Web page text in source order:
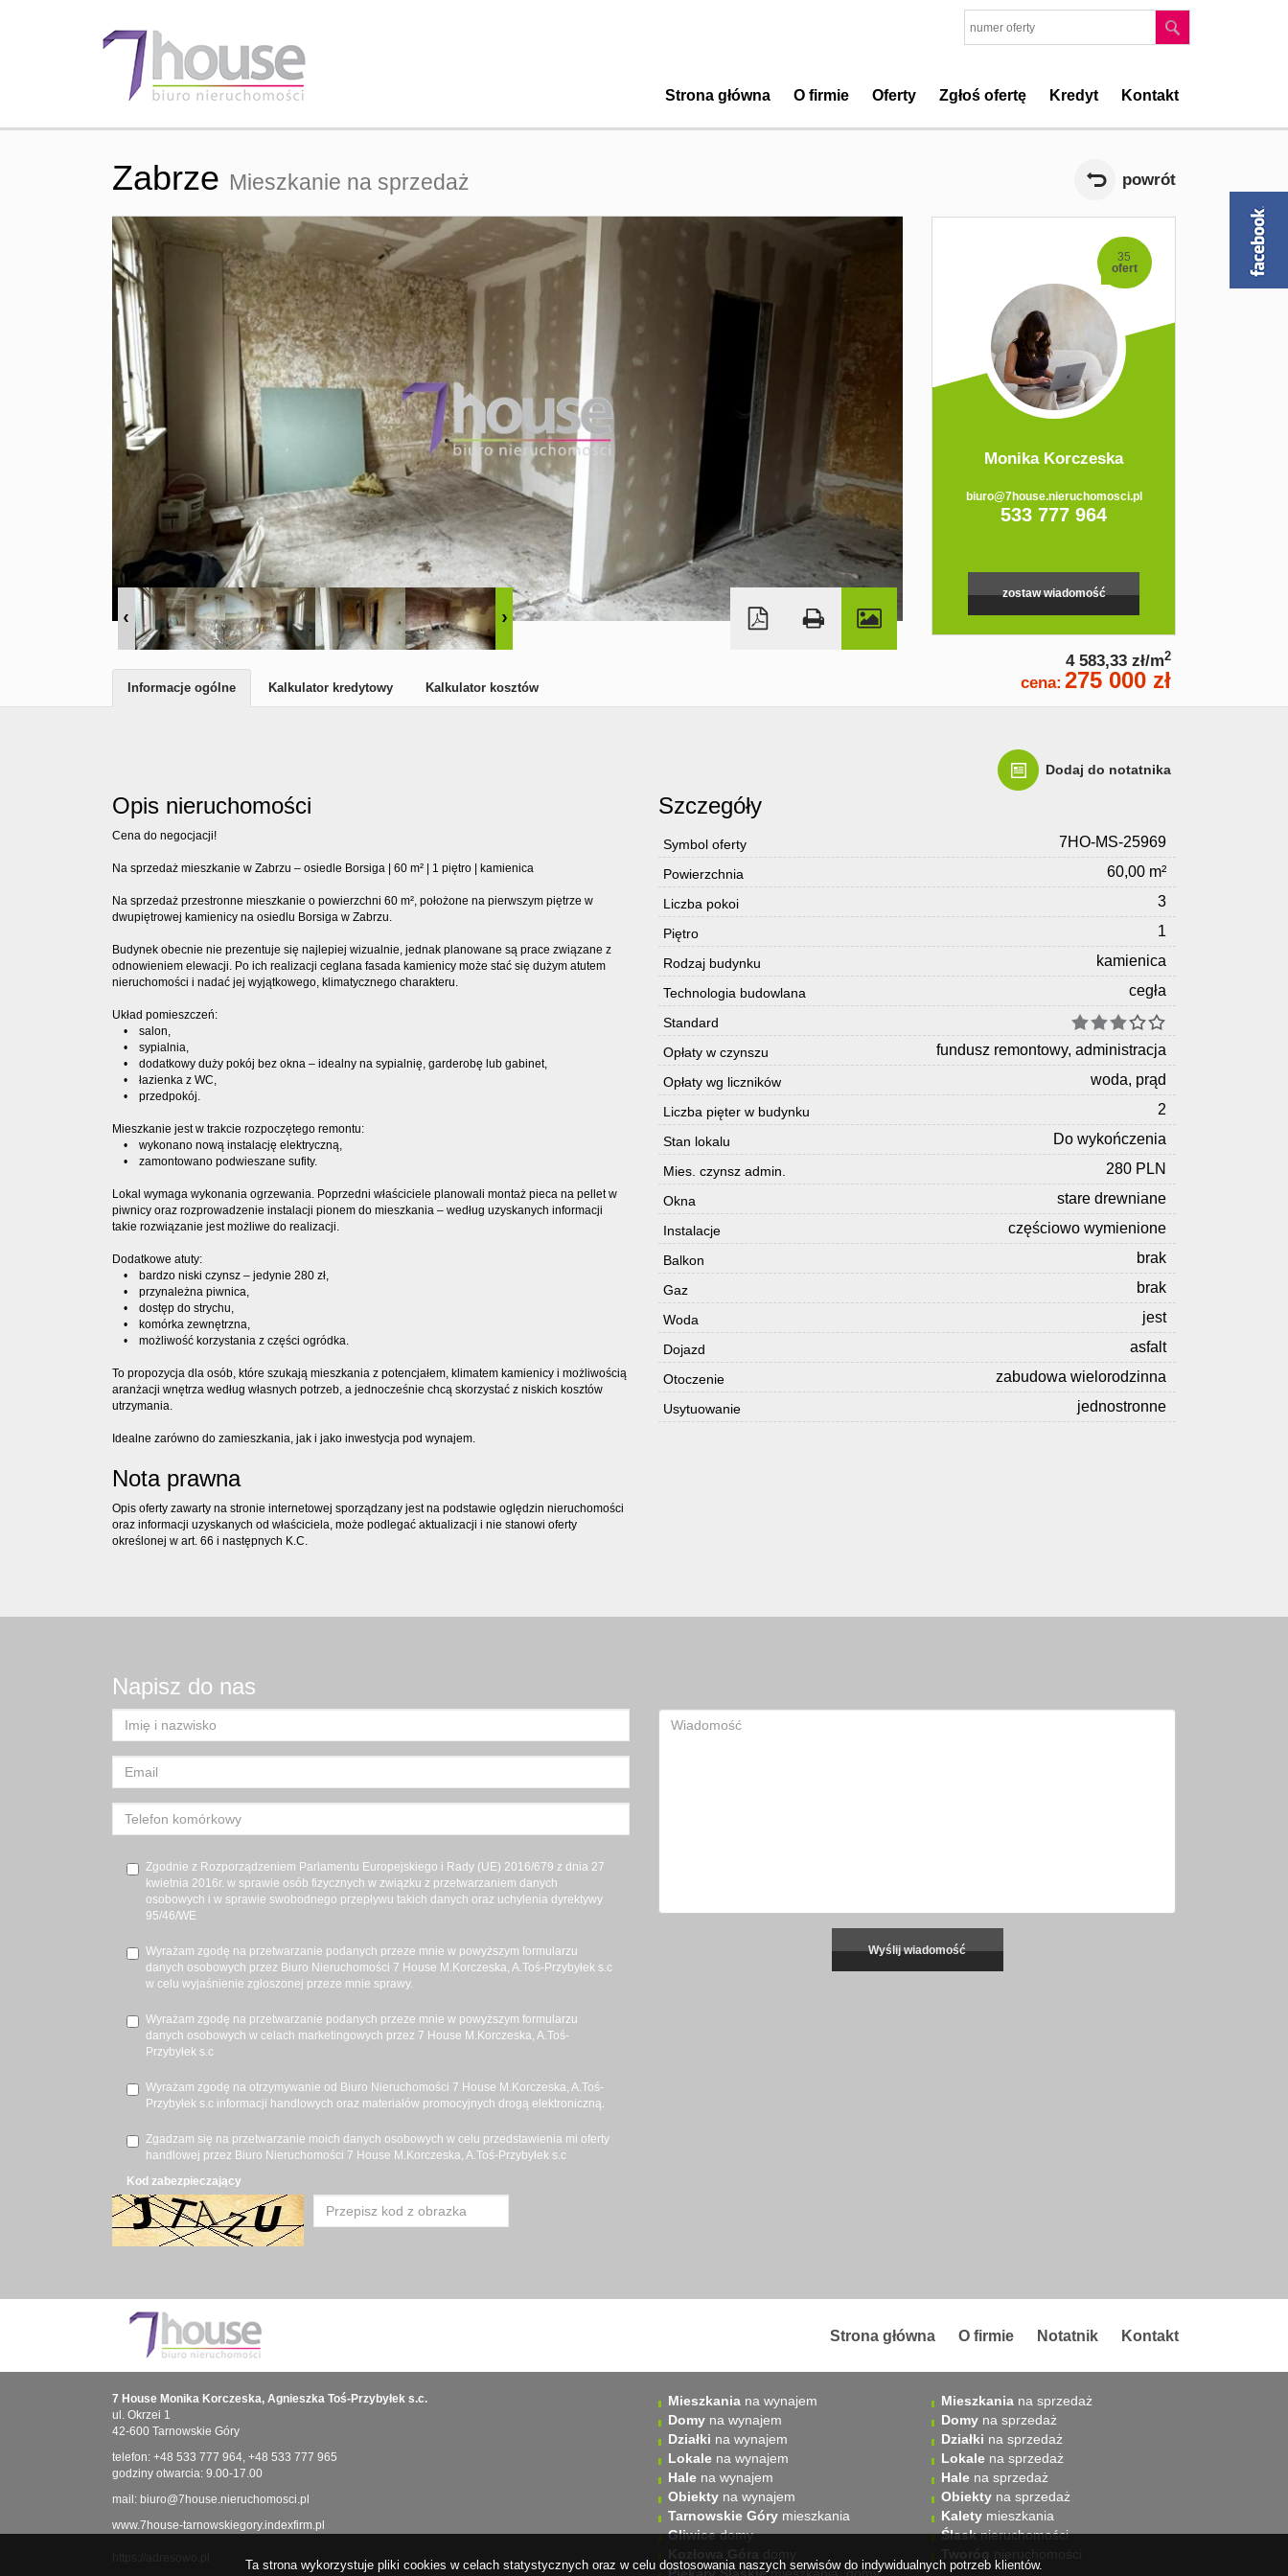
Strona główna O firmie Oferty Zgłoś ofertę Kredyt Kontakt
Zabrze Mieszkanie na sprzedaż powrót
35
ofert
Monika Korczeska
biuro@7house.nieruchomosci.pl
533 777 964
zostaw wiadomość
4 583,33 zł/m2
cena: 275 000 zł
Dodaj do notatnika
Informacje ogólne Kalkulator kredytowy Kalkulator kosztów
Opis nieruchomości
Cena do negocjacji!
Na sprzedaż mieszkanie w Zabrzu – osiedle Borsiga | 60 m² | 1 piętro | kamienica
Na sprzedaż przestronne mieszkanie o powierzchni 60 m², położone na pierwszym piętrze w
dwupiętrowej kamienicy na osiedlu Borsiga w Zabrzu.
Budynek obecnie nie prezentuje się najlepiej wizualnie, jednak planowane są prace związane z
odnowieniem elewacji. Po ich realizacji ceglana fasada kamienicy może stać się dużym atutem
nieruchomości i nadać jej wyjątkowego, klimatycznego charakteru.
Układ pomieszczeń:
• salon,
• sypialnia,
• dodatkowy duży pokój bez okna – idealny na sypialnię, garderobę lub gabinet,
• łazienka z WC,
• przedpokój.
Mieszkanie jest w trakcie rozpoczętego remontu:
• wykonano nową instalację elektryczną,
• zamontowano podwieszane sufity.
Lokal wymaga wykonania ogrzewania. Poprzedni właściciele planowali montaż pieca na pellet w
piwnicy oraz rozprowadzenie instalacji pionem do mieszkania – według uzyskanych informacji
takie rozwiązanie jest możliwe do realizacji.
Dodatkowe atuty:
• bardzo niski czynsz – jedynie 280 zł,
• przynależna piwnica,
• dostęp do strychu,
• komórka zewnętrzna,
• możliwość korzystania z części ogródka.
To propozycja dla osób, które szukają mieszkania z potencjałem, klimatem kamienicy i możliwością
aranżacji wnętrza według własnych potrzeb, a jednocześnie chcą skorzystać z niskich kosztów
utrzymania.
Idealne zarówno do zamieszkania, jak i jako inwestycja pod wynajem.
Nota prawna
Opis oferty zawarty na stronie internetowej sporządzany jest na podstawie oględzin nieruchomości
oraz informacji uzyskanych od właściciela, może podlegać aktualizacji i nie stanowi oferty
określonej w art. 66 i następnych K.C.
Szczegóły
Symbol oferty 7HO-MS-25969
Powierzchnia 60,00 m²
Liczba pokoi 3
Piętro 1
Rodzaj budynku kamienica
Technologia budowlana cegła
Standard
Opłaty w czynszu
fundusz remontowy, administracja
Opłaty wg liczników woda, prąd
Liczba pięter w budynku 2
Stan lokalu Do wykończenia
Mies. czynsz admin. 280 PLN
Okna stare drewniane
Instalacje częściowo wymienione
Balkon brak
Gaz brak
Woda jest
Dojazd asfalt
Otoczenie zabudowa wielorodzinna
Usytuowanie jednostronne
Napisz do nas
Zgodnie z Rozporządzeniem Parlamentu Europejskiego i Rady (UE) 2016/679 z dnia 27
kwietnia 2016r. w sprawie osób fizycznych w związku z przetwarzaniem danych
osobowych i w sprawie swobodnego przepływu takich danych oraz uchylenia dyrektywy
95/46/WE
Wyrażam zgodę na przetwarzanie podanych przeze mnie w powyższym formularzu
danych osobowych przez Biuro Nieruchomości 7 House M.Korczeska, A.Toś-Przybyłek s.c
w celu wyjaśnienie zgłoszonej przeze mnie sprawy.
Wyrażam zgodę na przetwarzanie podanych przeze mnie w powyższym formularzu
danych osobowych w celach marketingowych przez 7 House M.Korczeska, A.Toś-
Przybyłek s.c
Wyrażam zgodę na otrzymywanie od Biuro Nieruchomości 7 House M.Korczeska, A.Toś-
Przybyłek s.c informacji handlowych oraz materiałów promocyjnych drogą elektroniczną.
Zgadzam się na przetwarzanie moich danych osobowych w celu przedstawienia mi oferty
handlowej przez Biuro Nieruchomości 7 House M.Korczeska, A.Toś-Przybyłek s.c
Kod zabezpieczający
Strona główna O firmie Notatnik Kontakt
7 House Monika Korczeska, Agnieszka Toś-Przybyłek s.c.
ul. Okrzei 1
42-600 Tarnowskie Góry
telefon: +48 533 777 964, +48 533 777 965
godziny otwarcia: 9.00-17.00
mail: biuro@7house.nieruchomosci.pl
www.7house-tarnowskiegory.indexfirm.pl
Mieszkania na wynajem
Domy na wynajem
Działki na wynajem
Lokale na wynajem
Hale na wynajem
Obiekty na wynajem
Tarnowskie Góry mieszkania
Gliwicedomy
Mieszkania na sprzedaż
Domy na sprzedaż
Działki na sprzedaż
Lokale na sprzedaż
Hale na sprzedaż
Obiekty na sprzedaż
Kalety mieszkania
Ślasknieruchomości
Ta strona wykorzystuje pliki cookies w celach statystycznych oraz w celu dostosowania naszych serwisów do indywidualnych potrzeb klientów.